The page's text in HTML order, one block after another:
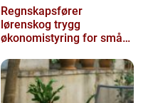
Regnskapsfører
lørenskog trygg
økonomistyring for små